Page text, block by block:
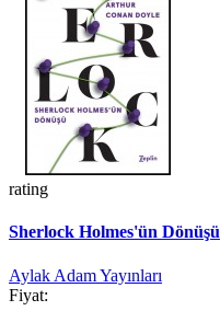
rating
Sherlock Holmes'ün Dönüşü
Aylak Adam Yayınları
Fiyat: